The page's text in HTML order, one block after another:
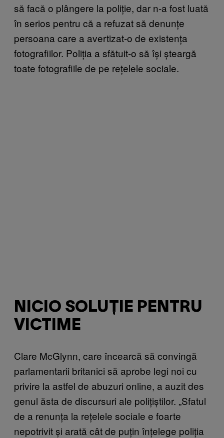
să facă o plângere la poliție, dar n-a fost luată
în serios pentru că a refuzat să denunțe
persoana care a avertizat-o de existența
fotografiilor. Poliția a sfătuit-o să își șteargă
toate fotografiile de pe rețelele sociale.
NICIO SOLUȚIE PENTRU
VICTIME
Clare McGlynn, care încearcă să convingă
parlamentarii britanici să aprobe legi noi cu
privire la astfel de abuzuri online, a auzit des
genul ăsta de discursuri ale polițiștilor. „Sfatul
de a renunța la rețelele sociale e foarte
nepotrivit și arată cât de puțin înțelege poliția